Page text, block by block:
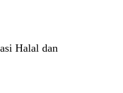
Halal dan